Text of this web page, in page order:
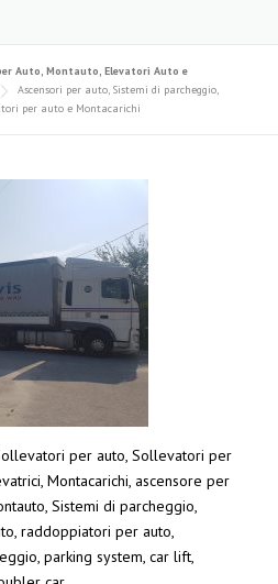
Auto, Montauto, Elevatori Auto e
Ascensori per auto, Sistemi di parcheggio,
per auto e Montacarichi
per auto, Sollevatori per
Montacarichi, ascensore per
Sistemi di parcheggio,
raddoppiatori per auto,
parking system, car lift,